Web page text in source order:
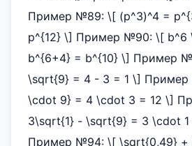
Пример №89: \[ (p^3)^4 =
p^{12} \] Пример №90: \[ b^6
b^{6+4} = b^{10} \] Пример
\sqrt{9} = 4 - 3 = 1 \]
\cdot 9} = 4 \cdot 3 = 12 \]
3\sqrt{1} - \sqrt{9} = 3 \cdot
Пример №94: \[ \sqrt{0,49} +